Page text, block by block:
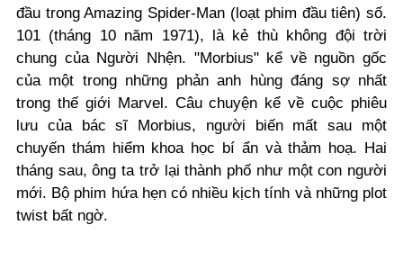
đầu trong Amazing Spider-Man (loạt phim đầu tiên) số.
101 (tháng 10 năm 1971), là kẻ thù không đội trời
chung của Người Nhện. "Morbius" kể về nguồn gốc
của một trong những phản anh hùng đáng sợ nhất
trong thế giới Marvel. Câu chuyện kể về cuộc phiêu
lưu của bác sĩ Morbius, người biến mất sau một
chuyến thám hiểm khoa học bí ẩn và thảm hoạ. Hai
tháng sau, ông ta trở lại thành phố như một con người
mới. Bộ phim hứa hẹn có nhiều kịch tính và những plot
twist bất ngờ.